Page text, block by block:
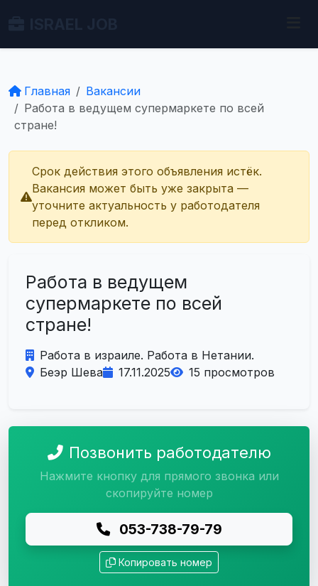
Главная
Вакансии
Работа в ведущем супермаркете по всей
стране!
Срок действия этого объявления истёк.
Вакансия может быть уже закрыта —
уточните актуальность у работодателя
перед откликом.
Работа в ведущем
супермаркете по всей
стране!
Работа в израиле. Работа в Нетании.
Беэр Шева
17.11.2025 15 просмотров
Позвонить работодателю
Нажмите кнопку для прямого звонка или
скопируйте номер
053-738-79-79
Копировать номер